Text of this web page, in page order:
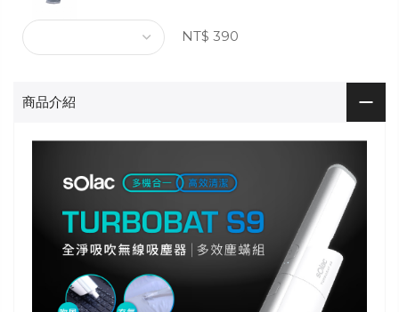
NT$ 390
商品介紹